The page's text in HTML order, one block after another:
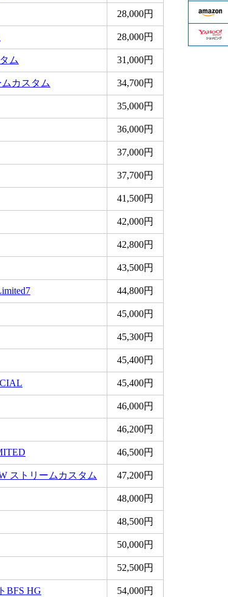
28,000円
28,000円
ム 31,000円
カスタム 34,700円
35,000円
36,000円
37,000円
37,700円
41,500円
42,000円
42,800円
43,500円
44,800円
45,000円
45,300円
45,400円
45,400円
46,000円
46,200円
46,500円
ストリームカスタム 47,200円
48,000円
48,500円
50,000円
52,500円
BFS HG 54,000円